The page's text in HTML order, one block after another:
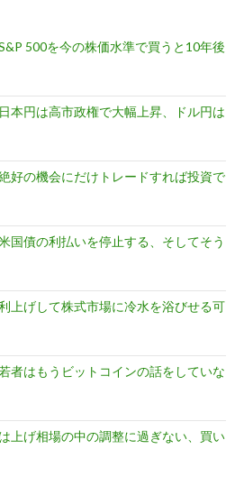
500を今の株価水準で買うと10年後
本円は高市政権で大幅上昇、ドル円は
好の機会にだけトレードすれば投資で
国債の利払いを停止する、そしてそう
上げして株式市場に冷水を浴びせる可
者はもうビットコインの話をしていな
上げ相場の中の調整に過ぎない、買い